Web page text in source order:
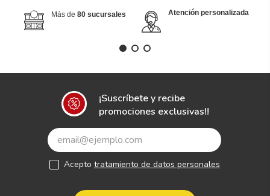
Más de 80 sucursales Atención personalizada
¡Suscríbete y recibe
promociones exclusivas!!
Acepto tratamiento de datos personales